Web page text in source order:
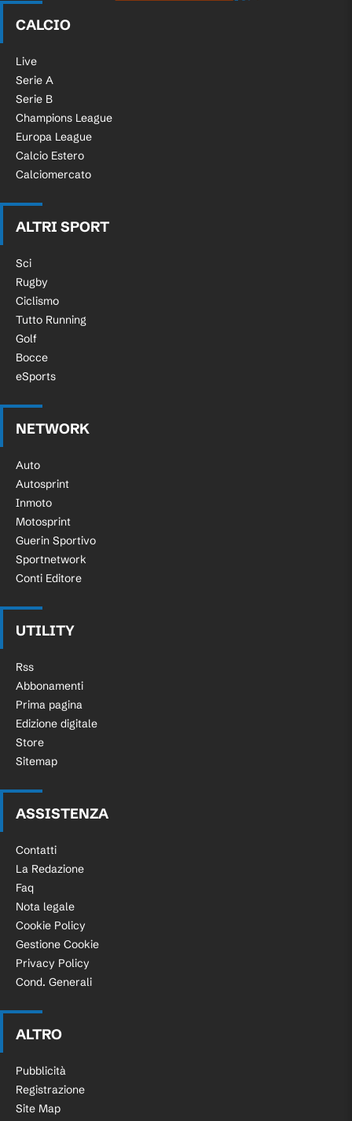
CALCIO
Live
Serie A
Serie B
Champions League
Europa League
Calcio Estero
Calciomercato
ALTRI SPORT
Sci
Rugby
Ciclismo
Tutto Running
Golf
Bocce
eSports
NETWORK
Auto
Autosprint
Inmoto
Motosprint
Guerin Sportivo
Sportnetwork
Conti Editore
UTILITY
Rss
Abbonamenti
Prima pagina
Edizione digitale
Store
Sitemap
ASSISTENZA
Contatti
La Redazione
Faq
Nota legale
Cookie Policy
Gestione Cookie
Privacy Policy
Cond. Generali
ALTRO
Pubblicità
Registrazione
Site Map